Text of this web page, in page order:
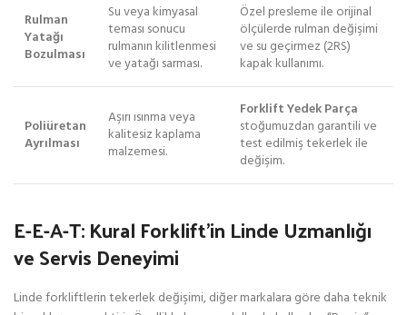
Rulman
Yatağı
Bozulması
Su veya kimyasal
teması sonucu
rulmanın kilitlenmesi
ve yatağı sarması.
Özel presleme ile orijinal
ölçülerde rulman değişimi
ve su geçirmez (2RS)
kapak kullanımı.
Poliüretan
Ayrılması
Aşırı ısınma veya
kalitesiz kaplama
malzemesi.
Forklift Yedek Parça
stoğumuzdan garantili ve
test edilmiş tekerlek ile
değişim.
E-E-A-T: Kural Forklift’in Linde Uzmanlığı
ve Servis Deneyimi
Linde forkliftlerin tekerlek değişimi, diğer markalara göre daha teknik